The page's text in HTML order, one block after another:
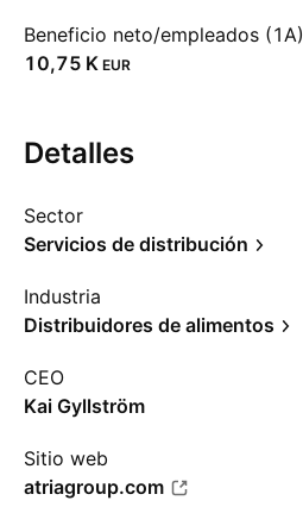
Beneficio neto/empleados (1A)
‪10,75 K‬ EUR
Detalles
Sector
Servicios de distribución
Industria
Distribuidores de alimentos
CEO
Kai Gyllström
Sitio web
atriagroup.com